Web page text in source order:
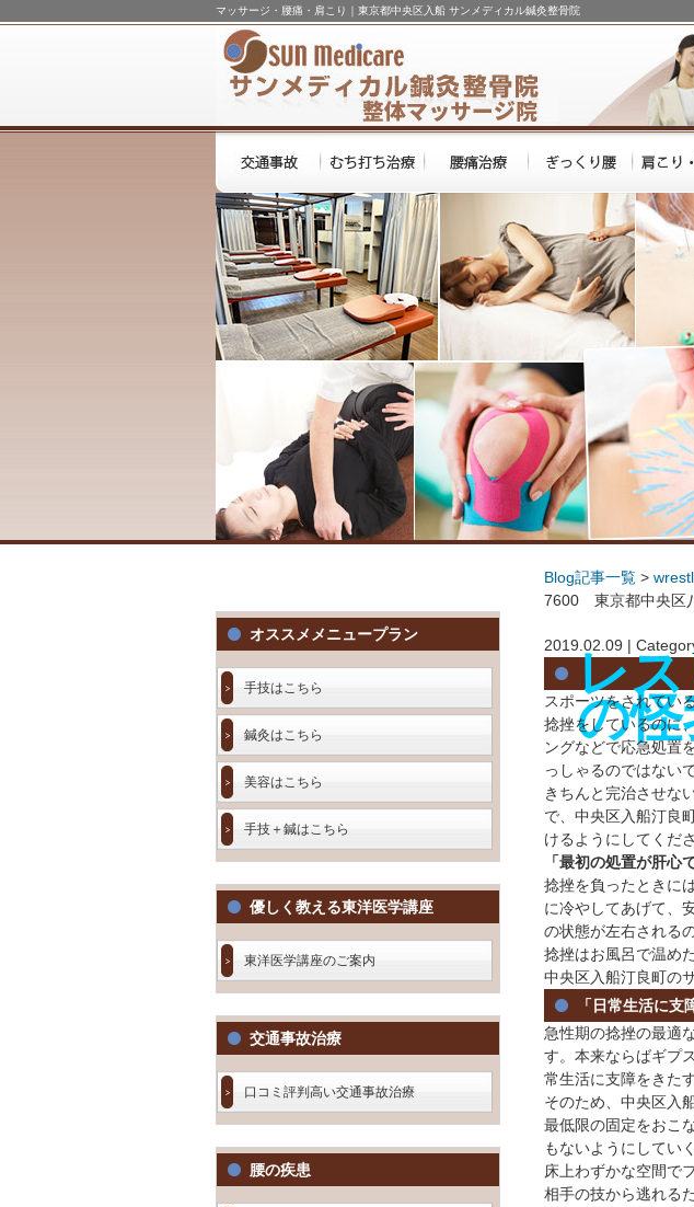
マッサージ・腰痛・肩こり｜東京都中央区入船 サンメディカル鍼灸整骨院
オススメメニュープラン
手技はこちら
鍼灸はこちら
美容はこちら
手技＋鍼はこちら
優しく教える東洋医学講座
東洋医学講座のご案内
交通事故治療
口コミ評判高い交通事故治療
腰の疾患
Blog記事一覧 >
7600 東京都中央区
2019.02.09 |
レ
の
スポーツをされてい
捻挫をしているのに
ングなどで応急処置
っしゃるのではない
きちんと完治させな
で、中央区入船汀良
けるようにしてくださ
「最初の処置が肝心
捻挫を負ったときに
に冷やしてあげて、
の状態が左右される
捻挫はお風呂で温め
中央区入船汀良町の
「日常生活に支
急性期の捻挫の最適
す。本来ならばギプ
常生活に支障をきた
そのため、中央区入
最低限の固定をおこ
もないようにしてい
床上わずかな空間で
相手の技から逃れる